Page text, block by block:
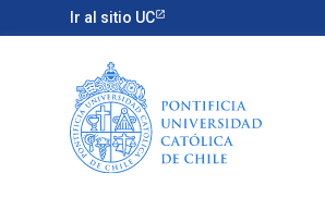
Ir al sitio UC